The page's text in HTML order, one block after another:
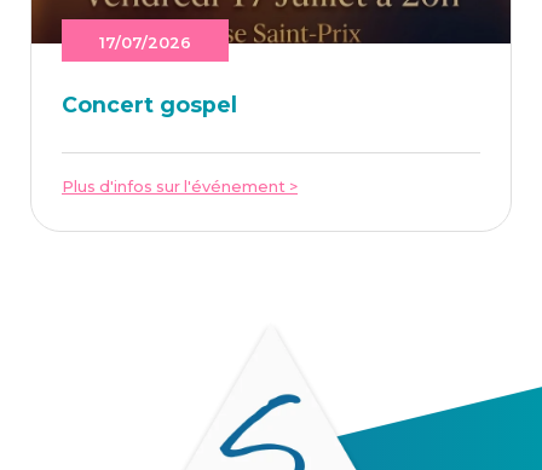
17/07/2026
Concert gos­pel
Plus d'infos sur l'événement >